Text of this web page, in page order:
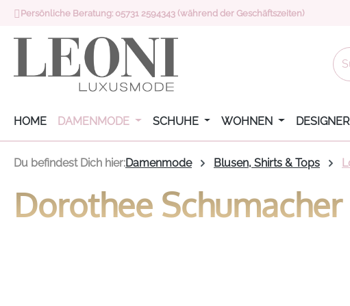
Hauptinhalt springen
Zur Suche springen
Zur Hauptnavigation springen
Persönliche Beratung: 05731 2594343 (während der Geschäftszeiten)
HOME DAMENMODE SCHUHE WOHNEN DESIGNER
Du befindest Dich hier:Damenmode Blusen, Shirts & Tops
Dorothee